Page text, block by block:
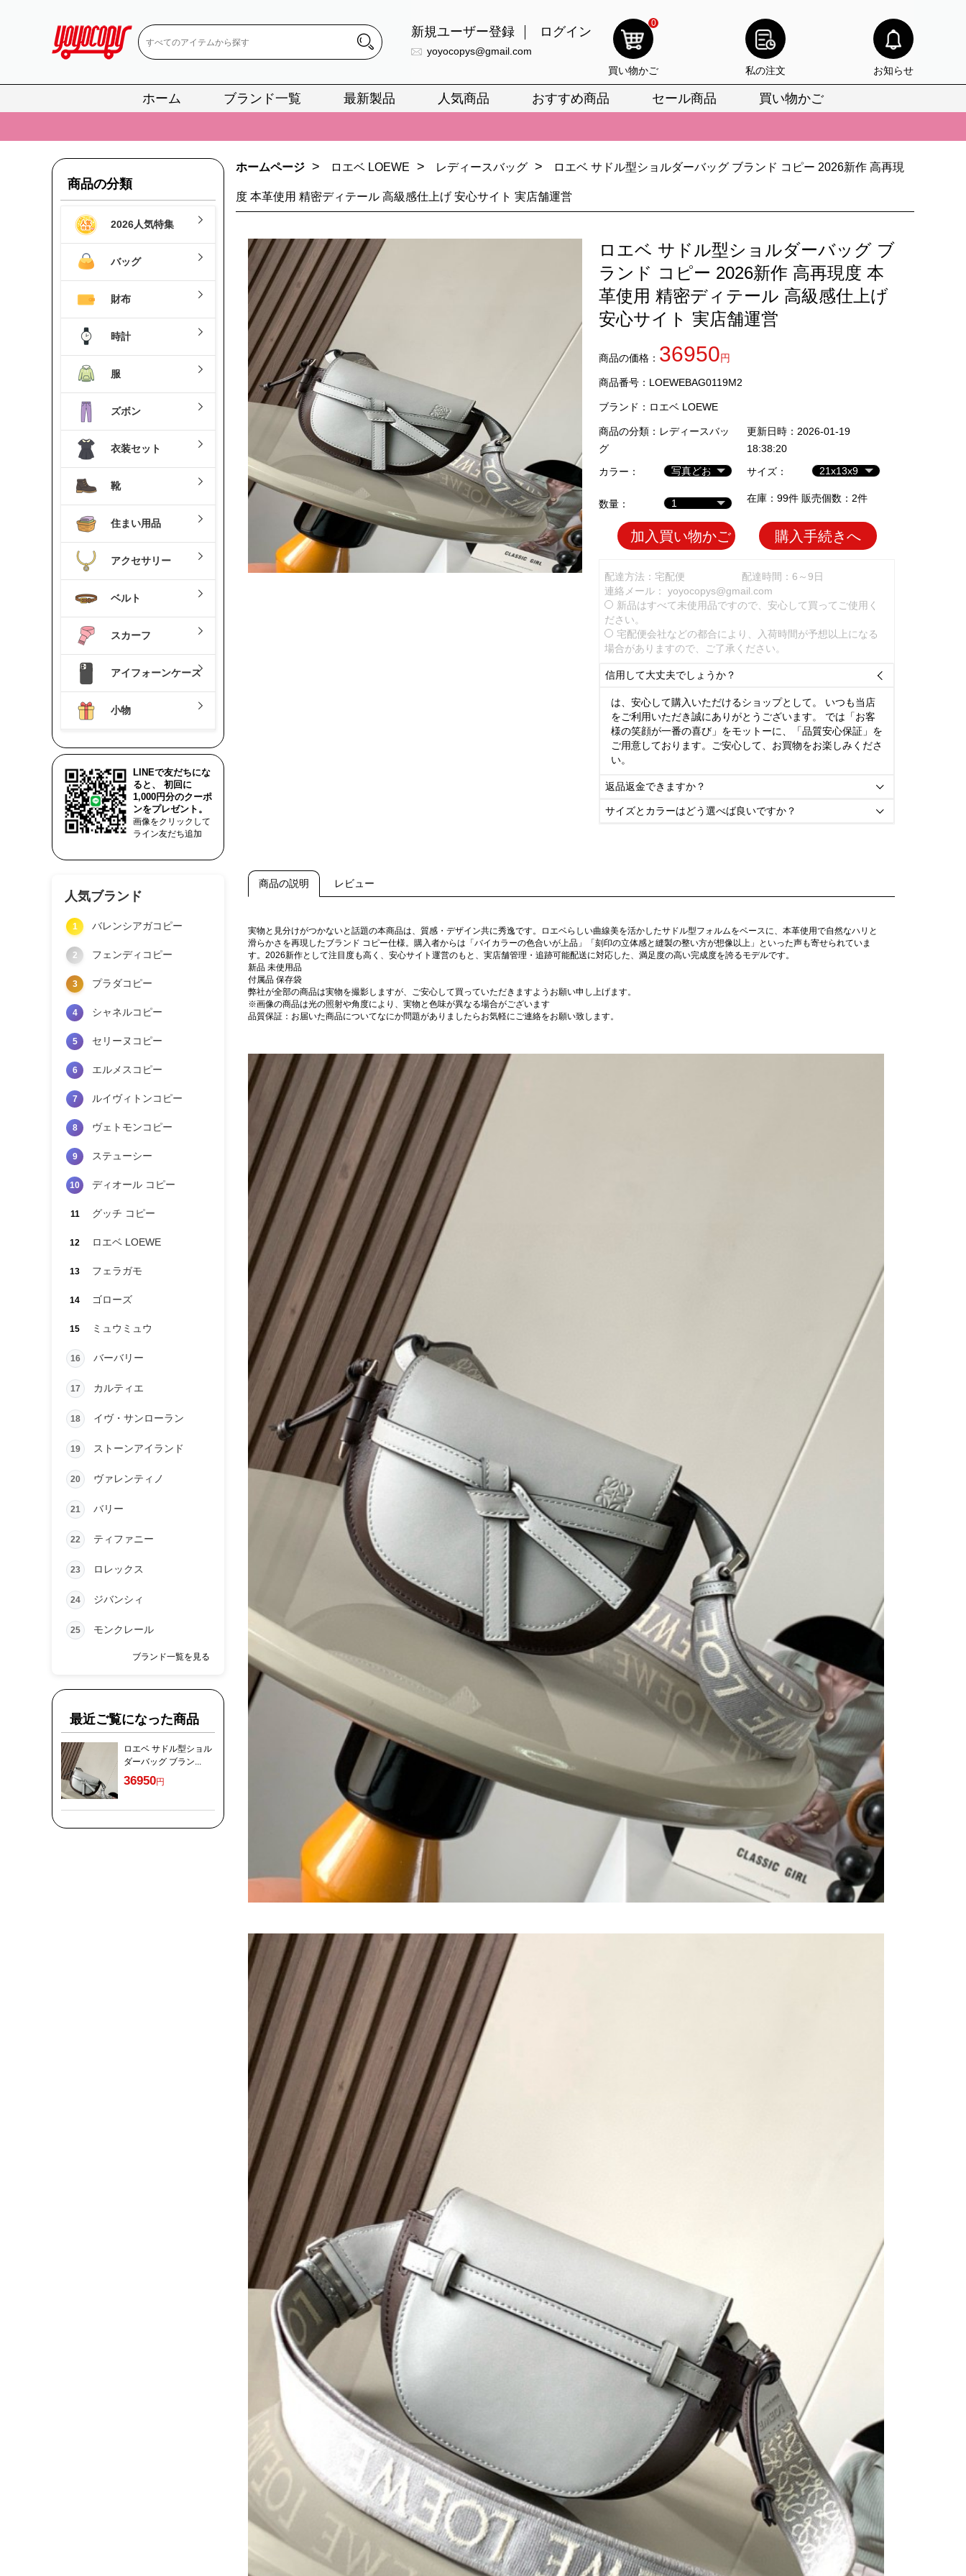
新規ユーザー登録 ログイン
yoyocopys@gmail.com
0
買い物かご 私の注文 お知らせ
ホーム ブランド一覧 最新製品 人気商品 おすすめ商品 セール商品 買い物かご
📢 当店は正真正銘のn級スーパーコピーのみ取扱い。最高品質の再現度を安心してお選びいただけます。
📢 2026春の新作続々更新中！期間中のご注文でお得な割引をご利用いただけます。
📢 新作入荷！ルイ・ヴィトンスーパーコピー バッグ最新モデルが登場。上質な仕上がりをお見逃しなく。
📢 当店は正真正銘のn級スーパーコピーのみ取扱い。最高品質の再現度を安心してお選びいただけます。
📢 新作入荷！ルイ・ヴィトンスーパーコピー バッグ最新モデルが登場。上質な仕上がりをお見逃しなく。
商品の分類
2026人気特集
バッグ
財布
時計
服
ズボン
衣装セット
靴
住まい用品
アクセサリー
ベルト
スカーフ
アイフォーンケース
小物
LINEで友だちにな
ると、 初回に
1,000円分のクーポ
ンをプレゼント。
画像をクリックして
ライン友だち追加
人気ブランド
1 バレンシアガコピー
2 フェンディコピー
3 プラダコピー
4 シャネルコピー
5 セリーヌコピー
6 エルメスコピー
7 ルイヴィトンコピー
8 ヴェトモンコピー
9 ステューシー
10 ディオール コピー
11 グッチ コピー
12 ロエベ LOEWE
13 フェラガモ
14 ゴローズ
15 ミュウミュウ
16 バーバリー
17 カルティエ
18 イヴ・サンローラン
19 ストーンアイランド
20 ヴァレンティノ
21 バリー
22 ティファニー
23 ロレックス
24 ジバンシィ
25 モンクレール
ブランド一覧を見る
最近ご覧になった商品
ロエベ サドル型ショル
ダーバッグ ブラン...
36950円
ホームページ > ロエベ LOEWE > レディースバッグ > ロエベ サドル型ショルダーバッグ ブランド コピー 2026新作 高再現
度 本革使用 精密ディテール 高級感仕上げ 安心サイト 実店舗運営
ロエベ サドル型ショルダーバッグ ブ
ランド コピー 2026新作 高再現度 本
革使用 精密ディテール 高級感仕上げ
安心サイト 実店舗運営
商品の価格： 36950円
商品番号：LOEWEBAG0119M2
ブランド： ロエベ LOEWE
商品の分類： レディースバッ
グ
更新日時：2026-01-19
18:38:20
カラー：
サイズ：
数量： 在庫：99件 販売個数：2件
加入買い物かご 購入手続きへ
配達方法：宅配便
配達時間：6～9日
連絡メール： yoyocopys@gmail.com
新品はすべて未使用品ですので、安心して買ってご使用く
ださい。
宅配便会社などの都合により、入荷時間が予想以上になる
場合がありますので、ご了承ください。
信用して大丈夫でしょうか？ 
は、安心して購入いただけるショップとして。 いつも当店
をご利用いただき誠にありがとうございます。 では「お客
様の笑顔が一番の喜び」をモットーに、「品質安心保証」を
ご用意しております。ご安心して、お買物をお楽しみくださ
い。
返品返金できますか？ 
サイズとカラーはどう選べば良いですか？ 
商品の説明 レビュー
実物と見分けがつかないと話題の本商品は、質感・デザイン共に秀逸です。ロエベらしい曲線美を活かしたサドル型フォルムをベースに、本革使用で自然なハリと
滑らかさを再現したブランド コピー仕様。購入者からは「バイカラーの色合いが上品」「刻印の立体感と縫製の整い方が想像以上」といった声も寄せられていま
す。2026新作として注目度も高く、安心サイト運営のもと、実店舗管理・追跡可能配送に対応した、満足度の高い完成度を誇るモデルです。
新品 未使用品
付属品 保存袋
弊社が全部の商品は実物を撮影しますが、ご安心して買っていただきますようお願い申し上げます。
※画像の商品は光の照射や角度により、実物と色味が異なる場合がございます
品質保証：お届いた商品についてなにか問題がありましたらお気軽にご連絡をお願い致します。